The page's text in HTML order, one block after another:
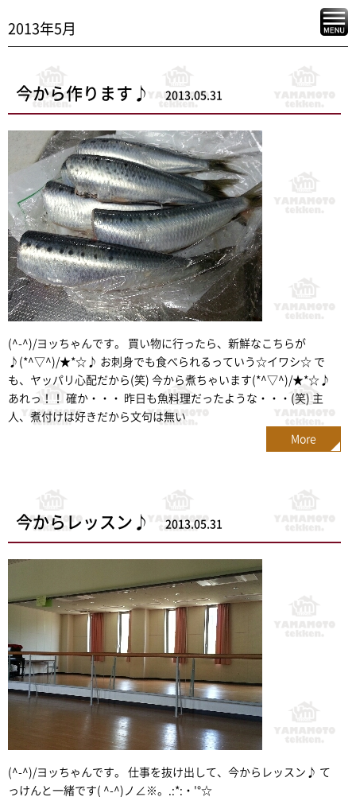
2013年5月
今から作ります♪ 2013.05.31
(^-^)/ヨッちゃんです。 買い物に行ったら、新鮮なこちらが
♪(*^▽^)/★*☆♪ お刺身でも食べられるっていう☆イワシ☆ で
も、ヤッパリ心配だから(笑) 今から煮ちゃいます(*^▽^)/★*☆♪
あれっ！！ 確か・・・ 昨日も魚料理だったような・・・(笑) 主
人、煮付けは好きだから文句は無い
More
今からレッスン♪ 2013.05.31
(^-^)/ヨッちゃんです。 仕事を抜け出して、今からレッスン♪ て
っけんと一緒です( ^-^)ノ∠※。.:*:・'°☆